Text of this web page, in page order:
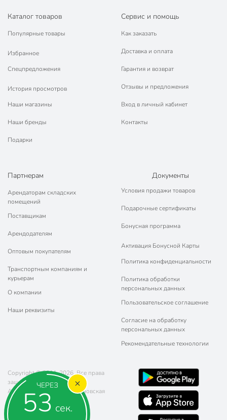
ЧЕРЕЗ
53 сек.
Каталог товаров
Популярные товары
Избранное
Спецпредложения
История просмотров
Наши магазины
Наши бренды
Подарки
Сервис и помощь
Как заказать
Доставка и оплата
Гарантия и возврат
Отзывы и предложения
Вход в личный кабинет
Контакты
Партнерам
Арендаторам складских
помещений
Поставщикам
Арендодателям
Оптовым покупателям
Транспортным компаниям и
курьерам
О компании
Наши реквизиты
Документы
Условия продажи товаров
Подарочные сертификаты
Бонусная программа
Активация Бонусной Карты
Политика конфиденциальности
Политика обработки
персональных данных
Пользовательское соглашение
Согласие на обработку
персональных данных
Рекомендательные технологии
Copyright © 2011-2026. Все права
защищены.
Адрес: г. Москва, ул. Чертановская
20 (метро Южная)
Телефон:8 (800) 770-77-06